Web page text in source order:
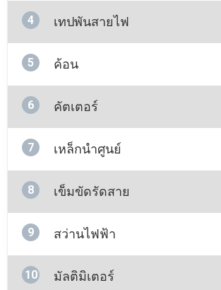
4 เทปพันสายไฟ
5 ค้อน
6 คัตเตอร์
7 เหล็กนําศูนย์
8 เข็มขัดรัดสาย
9 สว่านไฟฟ้า
10 มัลติมิเตอร์